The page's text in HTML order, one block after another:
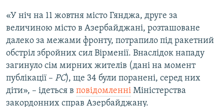
«У ніч на 11 жовтня місто Гянджа, друге за
величиною місто в Азербайджані, розташоване
далеко за межами фронту, потрапило під ракетний
обстріл збройних сил Вірменії. Внаслідок нападу
загинуло сім мирних жителів (дані на момент
публікації – РС), ще 34 були поранені, серед них
діти», – ідеться в повідомленні Міністерства
закордонних справ Азербайджану.